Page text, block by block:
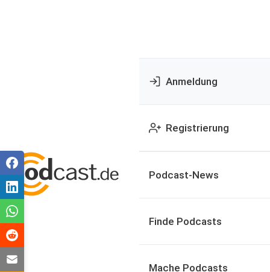
Anmeldung
Registrierung
Podcast-News
Finde Podcasts
Mache Podcasts